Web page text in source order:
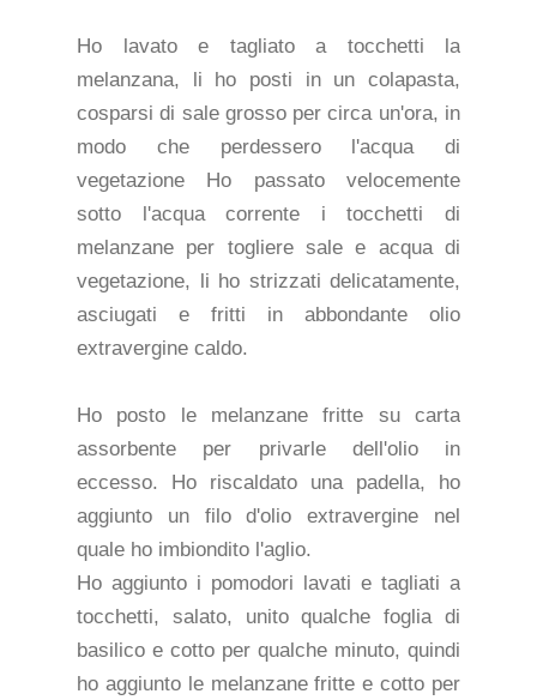
Ho lavato e tagliato a tocchetti la
melanzana, li ho posti in un colapasta,
cosparsi di sale grosso per circa un'ora, in
modo che perdessero l'acqua di
vegetazione Ho passato velocemente
sotto l'acqua corrente i tocchetti di
melanzane per togliere sale e acqua di
vegetazione, li ho strizzati delicatamente,
asciugati e fritti in abbondante olio
extravergine caldo.
Ho posto le melanzane fritte su carta
assorbente per privarle dell'olio in
eccesso. Ho riscaldato una padella, ho
aggiunto un filo d'olio extravergine nel
quale ho imbiondito l'aglio.
Ho aggiunto i pomodori lavati e tagliati a
tocchetti, salato, unito qualche foglia di
basilico e cotto per qualche minuto, quindi
ho aggiunto le melanzane fritte e cotto per